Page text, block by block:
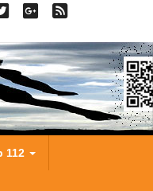
112